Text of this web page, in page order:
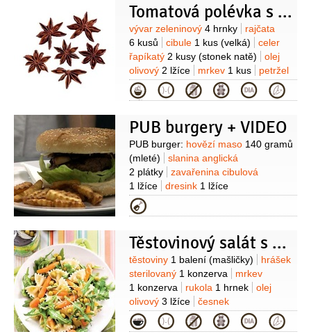
strouhaný)
pepř černý1 špetka
(mletý)
Tomatová polévka s badyánem
Suroviny
vývar zeleninový 4 hrnky
rajčata
6 kusů
cibule 1 kus (velká)
celer
řapíkatý 2 kusy (stonek natě)
olej
olivový 2 lžíce mrkev 1 kus
petržel
hladkolistá
1 lžíce
(najemno
pokrájená)
badyán6 kusů
Kategorie
PUB burgery + VIDEO
Suroviny
PUB burger: hovězí maso 140 gramů
(mleté)
slanina anglická
2 plátky
zavařenina cibulová
1 lžíce
dresink 1 lžíce
(hořčičný)
2 listy
houska na hamburgery
kuřecí maso1 plátek (prsa, 130 - 140
g)
rajčata 2 plátky
salát ledový
2 listy
sýr Čedar 1 plátek
steak
dresink 1 lžíce
(hořčičný)
houska na hamburgery
1 kus
olej salát Coleslaw: zelí1 kus
(půlka hlávky)
mrkev1 kus (najemno
Kategorie
Těstovinový salát s nakládanou zeleninou
Suroviny
těstoviny 1 balení (mašličky)
hrášek
sterilovaný 1 konzerva
mrkev
1 konzerva
rukola 1 hrnek
olej
olivový 3 lžíce
česnek
2 stroužky
sůl
Kategorie